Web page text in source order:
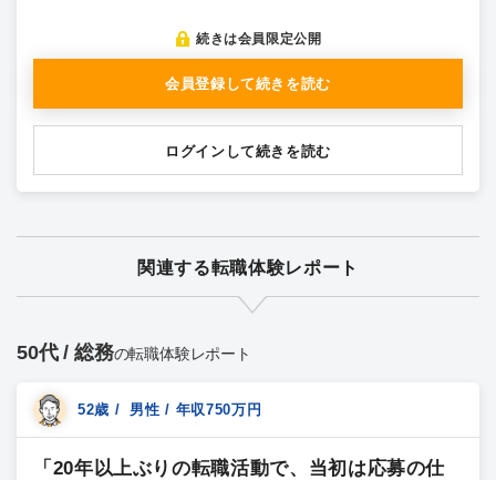
続きは会員限定公開
会員登録して続きを読む
ログインして続きを読む
関連する転職体験レポート
50代 / 総務の転職体験レポート
52歳 / 男性 / 年収750万円
「20年以上ぶりの転職活動で、当初は応募の仕